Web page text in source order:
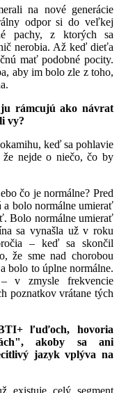
na nové generácie
odpor si do veľkej
pachy, z ktorých sa
nerobia. Až keď dieťa
mať podobné pocity.
aby im bolo zle z toho,
rámcujú ako návrat
vy?
keď sa pohlavie
že nejde o niečo, čo by
čo je normálne? Pred
bolo normálne umierať
Bolo normálne umierať
sa vynašla už v roku
– keď sa skončil
že sme nad chorobou
bolo to úplne normálne.
v zmysle frekvencie
poznatkov vrátane tých
ľuďoch, hovoria
akoby sa ani
jazyk vplýva na
existuje celý segment